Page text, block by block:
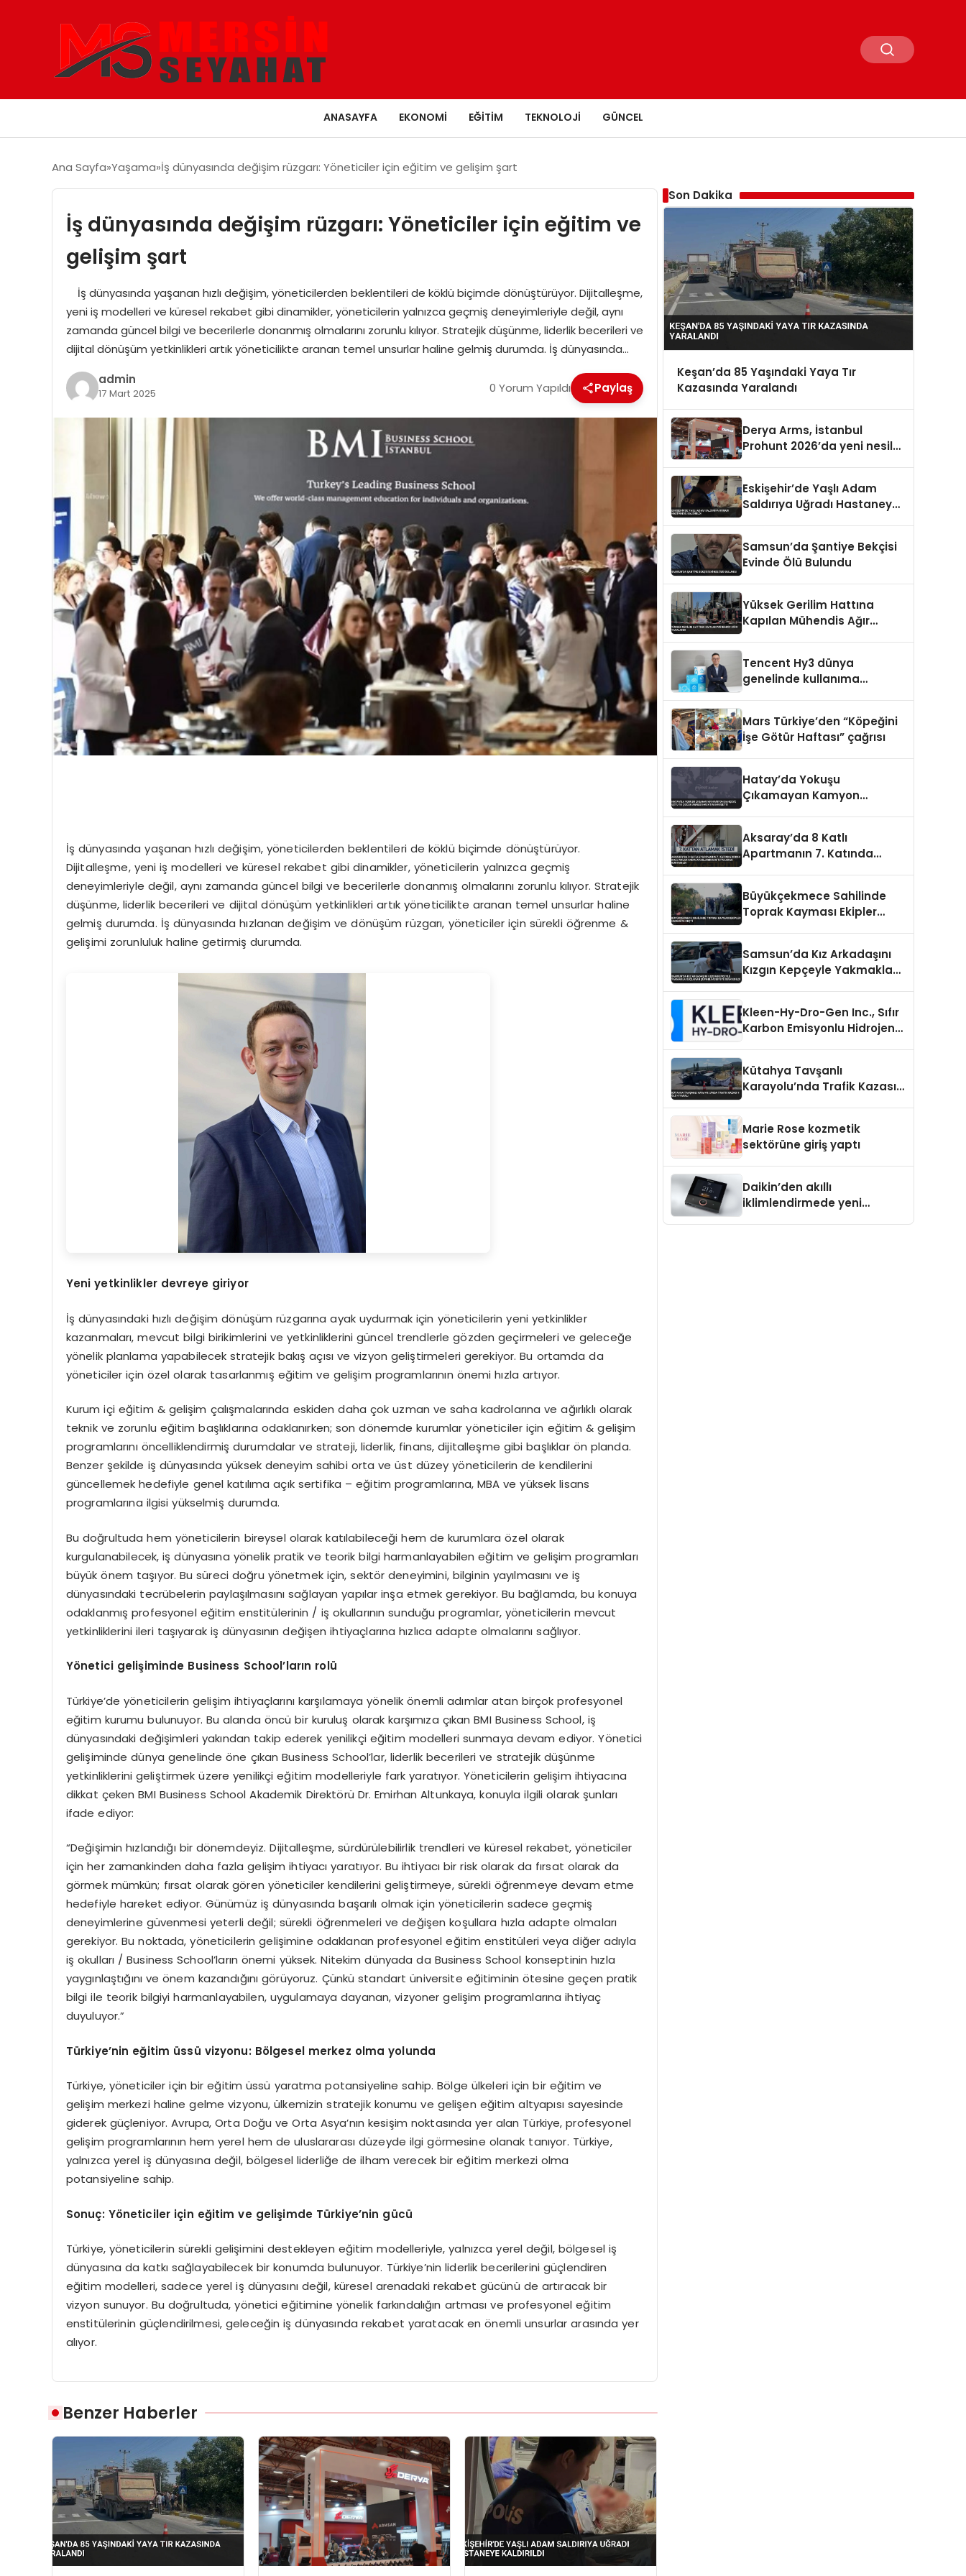
ANASAYFA EKONOMI EĞITIM TEKNOLOJI GÜNCEL
Ana Sayfa Yaşama İş dünyasında değişim rüzgarı: Yöneticiler için eğitim ve gelişim şart
İş dünyasında değişim rüzgarı: Yöneticiler için eğitim ve
gelişim şart
İş dünyasında yaşanan hızlı değişim, yöneticilerden beklentileri de köklü biçimde dönüştürüyor. Dijitalleşme,
yeni iş modelleri ve küresel rekabet gibi dinamikler, yöneticilerin yalnızca geçmiş deneyimleriyle değil, aynı
zamanda güncel bilgi ve becerilerle donanmış olmalarını zorunlu kılıyor. Stratejik düşünme, liderlik becerileri ve
dijital dönüşüm yetkinlikleri artık yöneticilikte aranan temel unsurlar haline gelmiş durumda. İş dünyasında…
admin
17 Mart 2025 0 Yorum Yapıldı Paylaş
İş dünyasında yaşanan hızlı değişim, yöneticilerden beklentileri de köklü biçimde dönüştürüyor.
Dijitalleşme, yeni iş modelleri ve küresel rekabet gibi dinamikler, yöneticilerin yalnızca geçmiş
deneyimleriyle değil, aynı zamanda güncel bilgi ve becerilerle donanmış olmalarını zorunlu kılıyor. Stratejik
düşünme, liderlik becerileri ve dijital dönüşüm yetkinlikleri artık yöneticilikte aranan temel unsurlar haline
gelmiş durumda. İş dünyasında hızlanan değişim ve dönüşüm rüzgarı, yöneticiler için sürekli öğrenme &
gelişimi zorunluluk haline getirmiş durumda.
Yeni yetkinlikler devreye giriyor
İş dünyasındaki hızlı değişim dönüşüm rüzgarına ayak uydurmak için yöneticilerin yeni yetkinlikler
kazanmaları, mevcut bilgi birikimlerini ve yetkinliklerini güncel trendlerle gözden geçirmeleri ve geleceğe
yönelik planlama yapabilecek stratejik bakış açısı ve vizyon geliştirmeleri gerekiyor. Bu ortamda da
yöneticiler için özel olarak tasarlanmış eğitim ve gelişim programlarının önemi hızla artıyor.
Kurum içi eğitim & gelişim çalışmalarında eskiden daha çok uzman ve saha kadrolarına ve ağırlıklı olarak
teknik ve zorunlu eğitim başlıklarına odaklanırken; son dönemde kurumlar yöneticiler için eğitim & gelişim
programlarını öncelliklendirmiş durumdalar ve strateji, liderlik, finans, dijitalleşme gibi başlıklar ön planda.
Benzer şekilde iş dünyasında yüksek deneyim sahibi orta ve üst düzey yöneticilerin de kendilerini
güncellemek hedefiyle genel katılıma açık sertifika – eğitim programlarına, MBA ve yüksek lisans
programlarına ilgisi yükselmiş durumda.
Bu doğrultuda hem yöneticilerin bireysel olarak katılabileceği hem de kurumlara özel olarak
kurgulanabilecek, iş dünyasına yönelik pratik ve teorik bilgi harmanlayabilen eğitim ve gelişim programları
büyük önem taşıyor. Bu süreci doğru yönetmek için, sektör deneyimini, bilginin yayılmasını ve iş
dünyasındaki tecrübelerin paylaşılmasını sağlayan yapılar inşa etmek gerekiyor. Bu bağlamda, bu konuya
odaklanmış profesyonel eğitim enstitülerinin / iş okullarının sunduğu programlar, yöneticilerin mevcut
yetkinliklerini ileri taşıyarak iş dünyasının değişen ihtiyaçlarına hızlıca adapte olmalarını sağlıyor.
Yönetici gelişiminde Business School’ların rolü
Türkiye’de yöneticilerin gelişim ihtiyaçlarını karşılamaya yönelik önemli adımlar atan birçok profesyonel
eğitim kurumu bulunuyor. Bu alanda öncü bir kuruluş olarak karşımıza çıkan BMI Business School, iş
dünyasındaki değişimleri yakından takip ederek yenilikçi eğitim modelleri sunmaya devam ediyor. Yönetici
gelişiminde dünya genelinde öne çıkan Business School’lar, liderlik becerileri ve stratejik düşünme
yetkinliklerini geliştirmek üzere yenilikçi eğitim modelleriyle fark yaratıyor. Yöneticilerin gelişim ihtiyacına
dikkat çeken BMI Business School Akademik Direktörü Dr. Emirhan Altunkaya, konuyla ilgili olarak şunları
ifade ediyor:
“Değişimin hızlandığı bir dönemdeyiz. Dijitalleşme, sürdürülebilirlik trendleri ve küresel rekabet, yöneticiler
için her zamankinden daha fazla gelişim ihtiyacı yaratıyor. Bu ihtiyacı bir risk olarak da fırsat olarak da
görmek mümkün; fırsat olarak gören yöneticiler kendilerini geliştirmeye, sürekli öğrenmeye devam etme
hedefiyle hareket ediyor. Günümüz iş dünyasında başarılı olmak için yöneticilerin sadece geçmiş
deneyimlerine güvenmesi yeterli değil; sürekli öğrenmeleri ve değişen koşullara hızla adapte olmaları
gerekiyor. Bu noktada, yöneticilerin gelişimine odaklanan profesyonel eğitim enstitüleri veya diğer adıyla
iş okulları / Business School’ların önemi yüksek. Nitekim dünyada da Business School konseptinin hızla
yaygınlaştığını ve önem kazandığını görüyoruz. Çünkü standart üniversite eğitiminin ötesine geçen pratik
bilgi ile teorik bilgiyi harmanlayabilen, uygulamaya dayanan, vizyoner gelişim programlarına ihtiyaç
duyuluyor.”
Türkiye’nin eğitim üssü vizyonu: Bölgesel merkez olma yolunda
Türkiye, yöneticiler için bir eğitim üssü yaratma potansiyeline sahip. Bölge ülkeleri için bir eğitim ve
gelişim merkezi haline gelme vizyonu, ülkemizin stratejik konumu ve gelişen eğitim altyapısı sayesinde
giderek güçleniyor. Avrupa, Orta Doğu ve Orta Asya’nın kesişim noktasında yer alan Türkiye, profesyonel
gelişim programlarının hem yerel hem de uluslararası düzeyde ilgi görmesine olanak tanıyor. Türkiye,
yalnızca yerel iş dünyasına değil, bölgesel liderliğe de ilham verecek bir eğitim merkezi olma
potansiyeline sahip.
Sonuç: Yöneticiler için eğitim ve gelişimde Türkiye’nin gücü
Türkiye, yöneticilerin sürekli gelişimini destekleyen eğitim modelleriyle, yalnızca yerel değil, bölgesel iş
dünyasına da katkı sağlayabilecek bir konumda bulunuyor. Türkiye’nin liderlik becerilerini güçlendiren
eğitim modelleri, sadece yerel iş dünyasını değil, küresel arenadaki rekabet gücünü de artıracak bir
vizyon sunuyor. Bu doğrultuda, yönetici eğitimine yönelik farkındalığın artması ve profesyonel eğitim
enstitülerinin güçlendirilmesi, geleceğin iş dünyasında rekabet yaratacak en önemli unsurlar arasında yer
alıyor.
Benzer Haberler
Son Dakika
Keşan’da 85 Yaşındaki Yaya Tır
Kazasında Yaralandı
Derya Arms, İstanbul
Prohunt 2026’da yeni nesil
Eskişehir’de Yaşlı Adam
Saldırıya Uğradı Hastaneye
Samsun’da Şantiye Bekçisi
Evinde Ölü Bulundu
Yüksek Gerilim Hattına
Kapılan Mühendis Ağır
Tencent Hy3 dünya
genelinde kullanıma
Mars Türkiye’den “Köpeğini
İşe Götür Haftası” çağrısı
Hatay’da Yokuşu
Çıkamayan Kamyon
Aksaray’da 8 Katlı
Apartmanın 7. Katında
Kurtarıldı
Büyükçekmece Sahilinde
Toprak Kayması Ekipler
Samsun’da Kız Arkadaşını
Kızgın Kepçeyle Yakmakla
Kleen-Hy-Dro-Gen Inc., Sıfır
Karbon Emisyonlu Hidrojen
Aldı
Kütahya Tavşanlı
Karayolu’nda Trafik Kazası 1
Marie Rose kozmetik
sektörüne giriş yaptı
Daikin’den akıllı
iklimlendirmede yeni